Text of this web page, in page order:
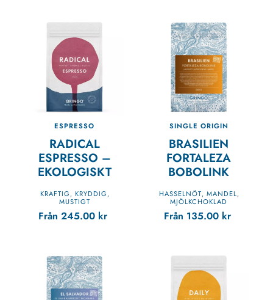
ESPRESSO
RADICAL
ESPRESSO –
EKOLOGISKT
KRAFTIG , KRYDDIG ,
MUSTIGT
Från 245.00 kr
SINGLE ORIGIN
BRASILIEN
FORTALEZA
BOBOLINK
HASSELNÖT, MANDEL,
MJÖLKCHOKLAD
Från 135.00 kr